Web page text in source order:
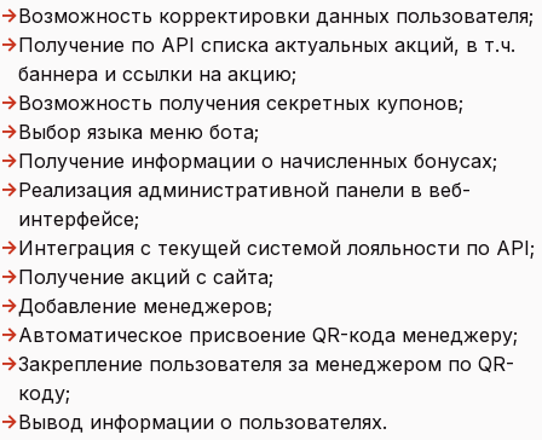
→Возможность корректировки данных пользователя;
→Получение по API списка актуальных акций, в т.ч.
баннера и ссылки на акцию;
→Возможность получения секретных купонов;
→Выбор языка меню бота;
→Получение информации о начисленных бонусах;
→Реализация административной панели в веб-
интерфейсе;
→Интеграция с текущей системой лояльности по API;
→Получение акций с сайта;
→Добавление менеджеров;
→Автоматическое присвоение QR-кода менеджеру;
→Закрепление пользователя за менеджером по QR-
коду;
→Вывод информации о пользователях.